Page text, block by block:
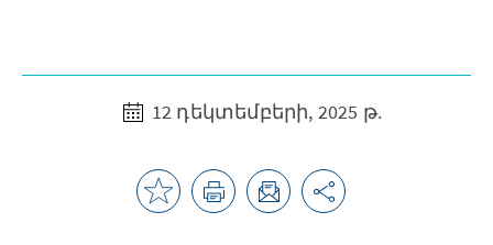
12 դեկտեմբերի, 2025 թ.